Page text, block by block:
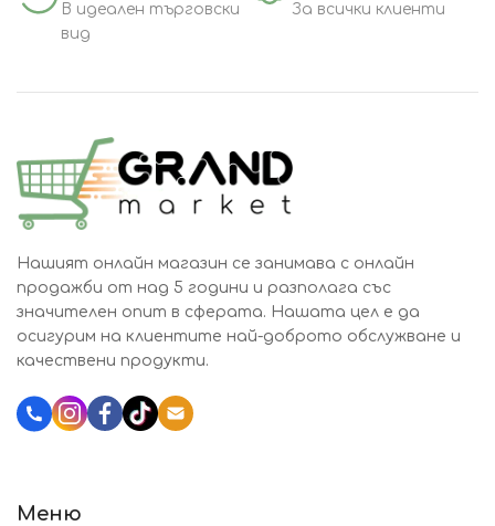
В идеален търговски
вид
За всички клиенти
Нашият онлайн магазин се занимава с онлайн
продажби от над 5 години и разполага със
значителен опит в сферата. Нашата цел е да
осигурим на клиентите най-доброто обслужване и
качествени продукти.
Меню